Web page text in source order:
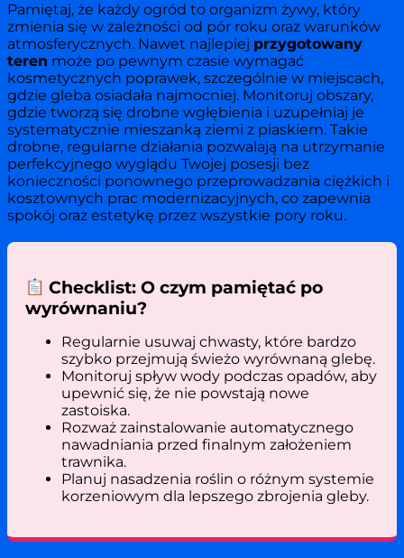
Pamiętaj, że każdy ogród to organizm żywy, który
zmienia się w zależności od pór roku oraz warunków
atmosferycznych. Nawet najlepiej przygotowany
teren może po pewnym czasie wymagać
kosmetycznych poprawek, szczególnie w miejscach,
gdzie gleba osiadała najmocniej. Monitoruj obszary,
gdzie tworzą się drobne wgłębienia i uzupełniaj je
systematycznie mieszanką ziemi z piaskiem. Takie
drobne, regularne działania pozwalają na utrzymanie
perfekcyjnego wyglądu Twojej posesji bez
konieczności ponownego przeprowadzania ciężkich i
kosztownych prac modernizacyjnych, co zapewnia
spokój oraz estetykę przez wszystkie pory roku.
Checklist: O czym pamiętać po
wyrównaniu?
Regularnie usuwaj chwasty, które bardzo
szybko przejmują świeżo wyrównaną glebę.
Monitoruj spływ wody podczas opadów, aby
upewnić się, że nie powstają nowe
zastoiska.
Rozważ zainstalowanie automatycznego
nawadniania przed finalnym założeniem
trawnika.
Planuj nasadzenia roślin o różnym systemie
korzeniowym dla lepszego zbrojenia gleby.